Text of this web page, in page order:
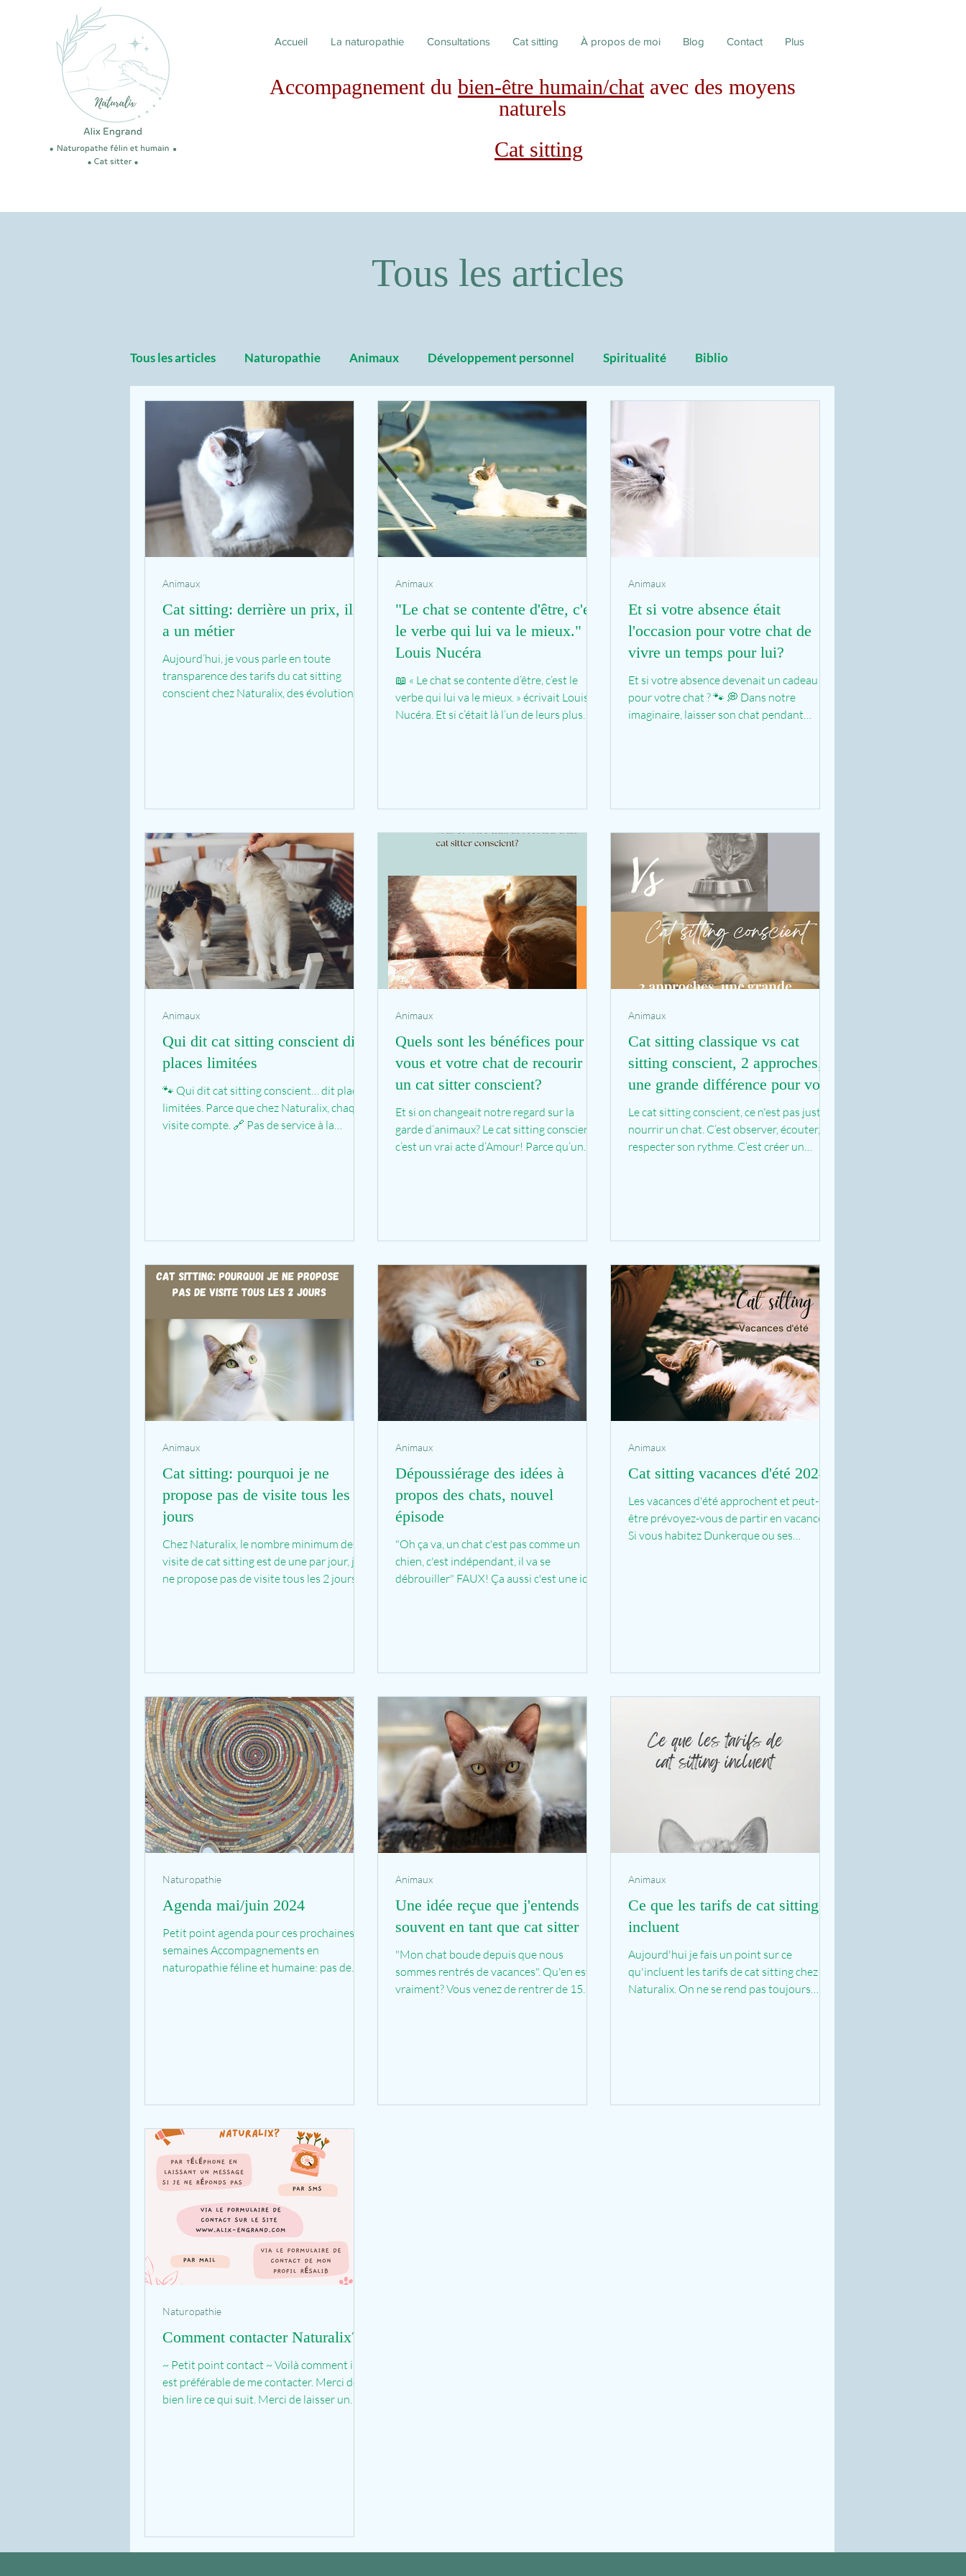
Accueil La naturopathie Consultations Cat sitting À propos de moi Blog Contact Plus
Accompagnement du bien-être humain/chatavec des moyens
naturels
Cat sitting
Tous les articles
Tous les articles Naturopathie Animaux Développement personnel Spiritualité Biblio
Cat sitting: derrière un prix, il y
a un métier
Aujourd’hui, je vous parle en toute
transparence des tarifs du cat sitting
conscient chez Naturalix, des évolutions
que du temps passé auprès de votre chat.
Je prends aussi en compte les charges qui
augmentent et les frais de dé
Animaux
"Le chat se contente d'être, c'est
le verbe qui lui va le mieux."
Louis Nucéra
📖 « Le chat se contente d’être, c’est le
verbe qui lui va le mieux. » écrivait Louis
Nucéra. Et si c’était là l’un de leurs plus
Animaux
Et si votre absence était
l'occasion pour votre chat de
vivre un temps pour lui?
Et si votre absence devenait un cadeau
pour votre chat ? 🐾 💭 Dans notre
imaginaire, laisser son chat pendant
Animaux
Qui dit cat sitting conscient dit
places limitées
🐾 Qui dit cat sitting conscient… dit places
limitées. Parce que chez Naturalix, chaque
visite compte. 🔗 Pas de service à la
Animaux
Quels sont les bénéfices pour
vous et votre chat de recourir à
un cat sitter conscient?
Et si on changeait notre regard sur la
garde d’animaux? Le cat sitting conscient,
c’est un vrai acte d’Amour! Parce qu’un
Animaux
Cat sitting classique vs cat
sitting conscient, 2 approches,
une grande différence pour votre
chat
Le cat sitting conscient, ce n'est pas juste
nourrir un chat. C’est observer, écouter,
respecter son rythme. C’est créer un
Animaux
Cat sitting: pourquoi je ne
propose pas de visite tous les 2
jours
Chez Naturalix, le nombre minimum de
visite de cat sitting est de une par jour, je
ne propose pas de visite tous les 2 jours
Animaux
Dépoussiérage des idées à
propos des chats, nouvel
épisode
"Oh ça va, un chat c'est pas comme un
chien, c'est indépendant, il va se
débrouiller" FAUX! Ça aussi c'est une idée
Animaux
Cat sitting vacances d'été 2024
Les vacances d'été approchent et peut-
être prévoyez-vous de partir en vacances
Si vous habitez Dunkerque ou ses
Animaux
Agenda mai/juin 2024
Petit point agenda pour ces prochaines
semaines Accompagnements en
naturopathie féline et humaine: pas de
Naturopathie
Une idée reçue que j'entends
souvent en tant que cat sitter
"Mon chat boude depuis que nous
sommes rentrés de vacances". Qu'en est-il
vraiment? Vous venez de rentrer de 15
Animaux
Ce que les tarifs de cat sitting
incluent
Aujourd'hui je fais un point sur ce
qu'incluent les tarifs de cat sitting chez
Naturalix. On ne se rend pas toujours
Animaux
Comment contacter Naturalix?
~ Petit point contact ~ Voilà comment il
est préférable de me contacter. Merci de
bien lire ce qui suit. Merci de laisser un
Naturopathie